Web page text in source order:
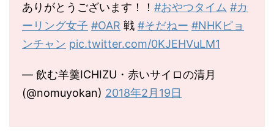
ありがとうございます！！ #おやつタイム #カ
ーリング女子 #OAR 戦 #そだねー #NHKピョ
ンチャン pic.twitter.com/0KJEHVuLM1
— 飲む羊羹ICHIZU・赤いサイロの清月
(@nomuyokan) 2018年2月19日